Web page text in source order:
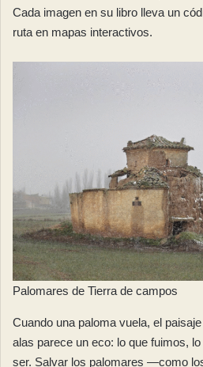
Cada imagen en su libro lleva un
ruta en mapas interactivos.
Palomares de Tierra de campos
Cuando una paloma vuela, el
alas parece un eco: lo que fuimos,
ser. Salvar los palomares —como